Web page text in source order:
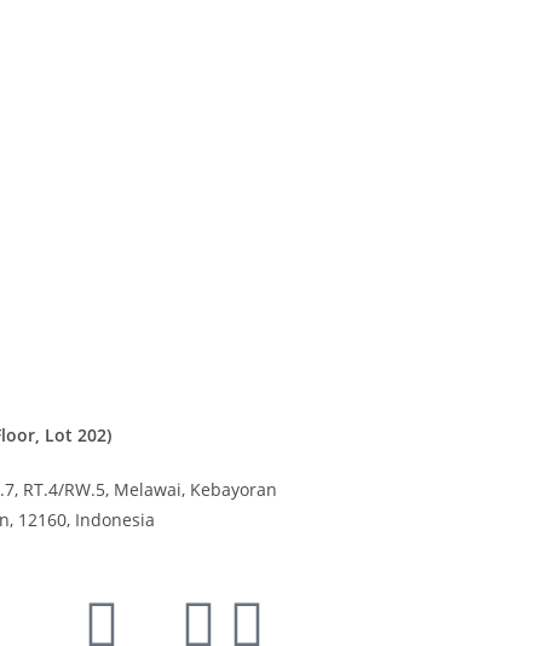
Lot 202)
RT.4/RW.5, Melawai, Kebayoran
12160, Indonesia